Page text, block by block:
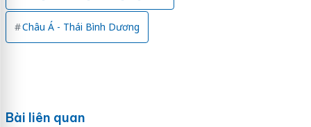
Châu Á - Thái Bình Dương
Bài liên quan